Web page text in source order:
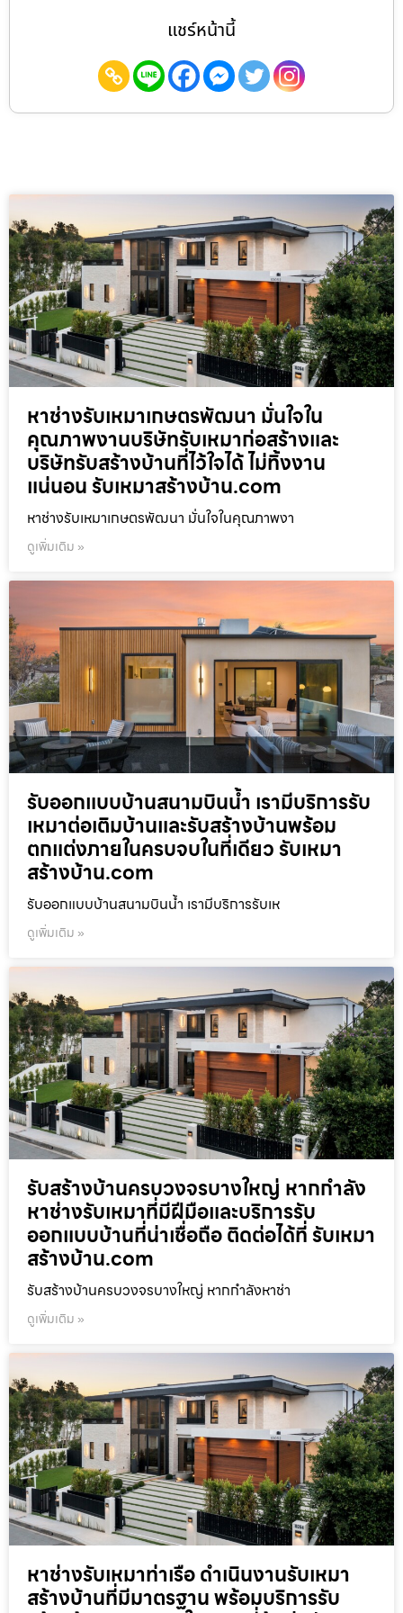
แชร์หน้านี้
หาช่างรับเหมาเกษตรพัฒนา มั่นใจใน
คุณภาพงานบริษัทรับเหมาก่อสร้างและ
บริษัทรับสร้างบ้านที่ไว้ใจได้ ไม่ทิ้งงาน
แน่นอน รับเหมาสร้างบ้าน.com
หาช่างรับเหมาเกษตรพัฒนา มั่นใจในคุณภาพงา
ดูเพิ่มเติม »
รับออกแบบบ้านสนามบินน้ำ เรามีบริการรับ
เหมาต่อเติมบ้านและรับสร้างบ้านพร้อม
ตกแต่งภายในครบจบในที่เดียว รับเหมา
สร้างบ้าน.com
รับออกแบบบ้านสนามบินน้ำ เรามีบริการรับเห
ดูเพิ่มเติม »
รับสร้างบ้านครบวงจรบางใหญ่ หากกำลัง
หาช่างรับเหมาที่มีฝีมือและบริการรับ
ออกแบบบ้านที่น่าเชื่อถือ ติดต่อได้ที่ รับเหมา
สร้างบ้าน.com
รับสร้างบ้านครบวงจรบางใหญ่ หากกำลังหาช่า
ดูเพิ่มเติม »
หาช่างรับเหมาท่าเรือ ดำเนินงานรับเหมา
สร้างบ้านที่มีมาตรฐาน พร้อมบริการรับ